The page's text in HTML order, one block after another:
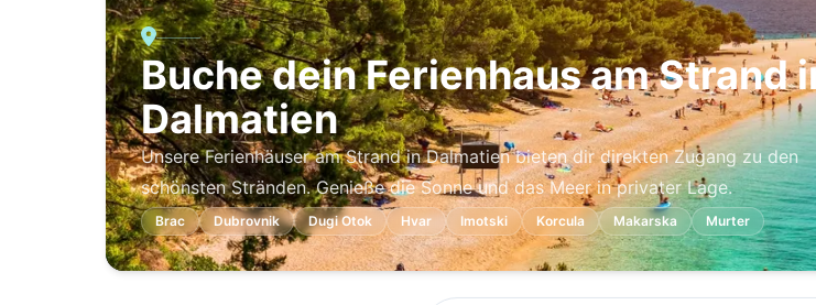
Buche dein Ferienhaus am Strand
Dalmatien
Unsere Ferienhäuser am Strand in Dalmatien bieten dir direkten Zugang zu den
schönsten Stränden. Genieße die Sonne und das Meer in privater Lage.
Brac Dubrovnik Dugi Otok Hvar Imotski Korcula Makarska Murter